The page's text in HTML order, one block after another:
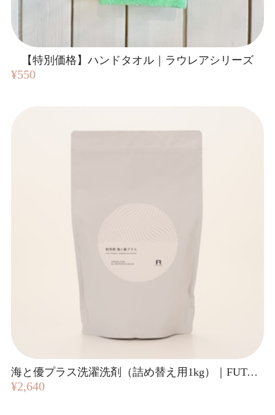
【特別価格】ハンドタオル｜ラウレアシリーズ
¥550
海と優プラス洗濯洗剤（詰め替え用1kg）｜FUTAEDA
¥2,640